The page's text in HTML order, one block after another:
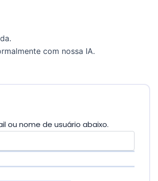
com nossa IA.
ou nome de usuário abaixo.